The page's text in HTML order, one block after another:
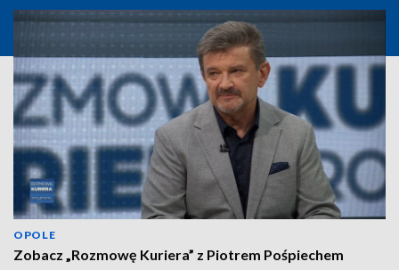
OPOLE
Zobacz „Rozmowę Kuriera” z Piotrem Pośpiechem